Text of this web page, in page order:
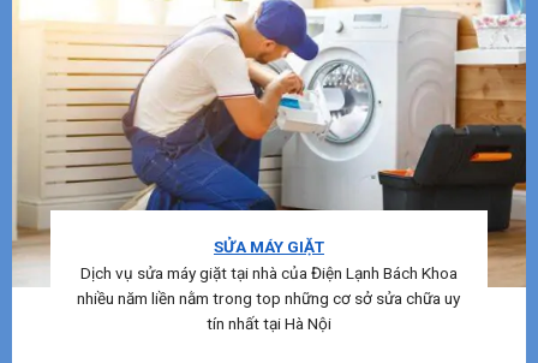
SỬA MÁY GIẶT
Dịch vụ sửa máy giặt tại nhà của Điện Lạnh Bách Khoa
nhiều năm liền nằm trong top những cơ sở sửa chữa uy
tín nhất tại Hà Nội